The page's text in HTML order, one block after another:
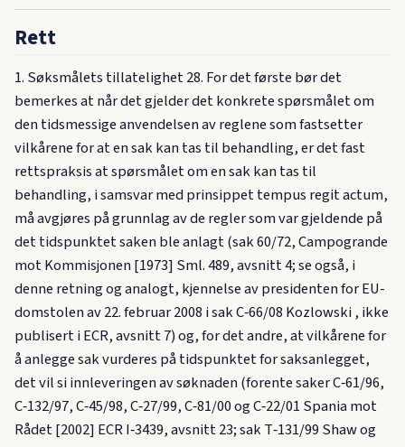
Rett
1. Søksmålets tillatelighet 28. For det første bør det
bemerkes at når det gjelder det konkrete spørsmålet om
den tidsmessige anvendelsen av reglene som fastsetter
vilkårene for at en sak kan tas til behandling, er det fast
rettspraksis at spørsmålet om en sak kan tas til
behandling, i samsvar med prinsippet tempus regit actum,
må avgjøres på grunnlag av de regler som var gjeldende på
det tidspunktet saken ble anlagt (sak 60/72, Campogrande
mot Kommisjonen [1973] Sml. 489, avsnitt 4; se også, i
denne retning og analogt, kjennelse av presidenten for EU-
domstolen av 22. februar 2008 i sak C‑66/08 Kozlowski , ikke
publisert i ECR, avsnitt 7) og, for det andre, at vilkårene for
å anlegge sak vurderes på tidspunktet for saksanlegget,
det vil si innleveringen av søknaden (forente saker C‑61/96,
C‑132/97, C‑45/98, C‑27/99, C‑81/00 og C‑22/01 Spania mot
Rådet [2002] ECR I‑3439, avsnitt 23; sak T‑131/99 Shaw og